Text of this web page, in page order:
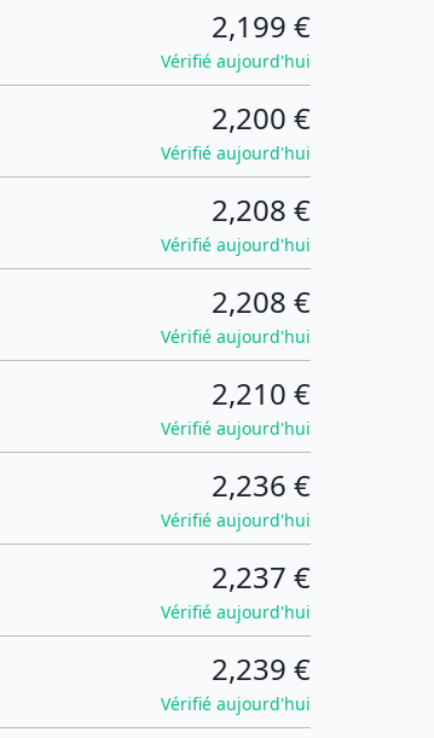
2,199 €
Vérifié aujourd'hui
2,200 €
Vérifié aujourd'hui
2,208 €
Vérifié aujourd'hui
2,208 €
Vérifié aujourd'hui
2,210 €
Vérifié aujourd'hui
2,236 €
Vérifié aujourd'hui
2,237 €
Vérifié aujourd'hui
2,239 €
Vérifié aujourd'hui